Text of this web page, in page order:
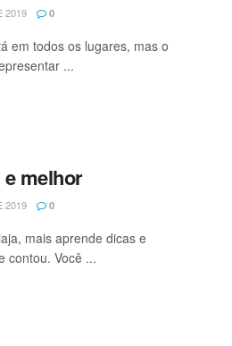
2019 0
em todos os lugares, mas o
...
melhor
2019 0
mais aprende dicas e
contou. Você ...